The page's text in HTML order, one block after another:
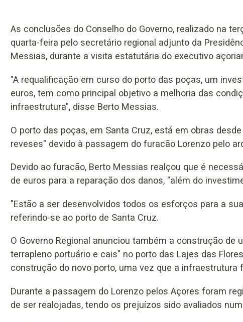
As conclusões do Conselho do Governo, realizado na
quarta-feira pelo secretário regional adjunto da
Messias, durante a visita estatutária do executivo
"A requalificação em curso do porto das poças, um
euros, tem como principal objetivo a melhoria das
infraestrutura", disse Berto Messias.
O porto das poças, em Santa Cruz, está em obras
reveses" devido à passagem do furacão Lorenzo pelo
Devido ao furacão, Berto Messias realçou que é
de euros para a reparação dos danos, "além do
"Estão a ser desenvolvidos todos os esforços para a
referindo-se ao porto de Santa Cruz.
O Governo Regional anunciou também a construção
terrapleno portuário e cais" no porto das Lajes das
construção do novo porto, uma vez que a infraestrutura
Durante a passagem do Lorenzo pelos Açores foram
de ser realojadas, tendo os prejuízos sido avaliados